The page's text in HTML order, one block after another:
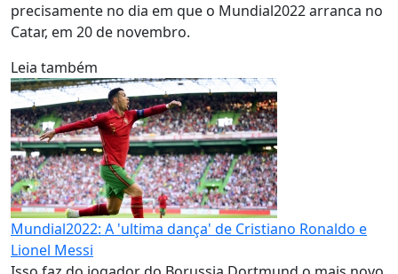
precisamente no dia em que o Mundial2022 arranca no
Catar, em 20 de novembro.
Leia também
Mundial2022: A 'ultima dança' de Cristiano Ronaldo e
Lionel Messi